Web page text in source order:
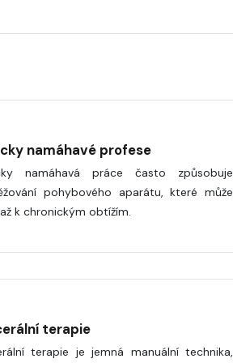
namáhavé profese
namáhavá práce často způsobuje
pohybového aparátu, které může
k chronickým obtížím.
terapie
terapie je jemná manuální technika,